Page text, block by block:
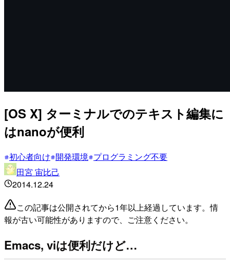
[OS X] ターミナルでのテキスト編集に
はnanoが便利
初心者向け 開発環境 プログラミング不要
田宮 宙比己
2014.12.24
この記事は公開されてから1年以上経過しています。情
報が古い可能性がありますので、ご注意ください。
Emacs, viは便利だけど…